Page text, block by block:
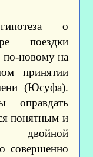
о
поездки
по-новому на
принятии
(Юсуфа).
оправдать
понятным и
двойной
совершенно